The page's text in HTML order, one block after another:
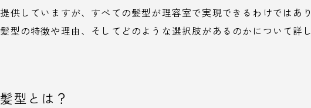
供していますが、すべての髪型が理容室で実現できるわけではあり
型の特徴や理由、そしてどのような選択肢があるのかについて詳し
型とは？